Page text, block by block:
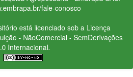
fale-conosco
está licenciado sob a Licença
- NãoComercial - SemDerivações
Internacional.